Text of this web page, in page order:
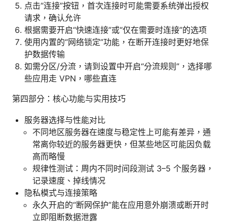
点击“连接”按钮，首次连接时可能需要系统弹出授权
请求，确认允许
根据需要开启“快速连接”或“仅在需要时连接”的选项
使用内置的“网络锁定”功能，在断开连接时更好地保
护数据传输
如需分区/分流，请到设置中开启“分流规则”，选择哪
些应用走 VPN，哪些直连
第四部分：核心功能与实用技巧
服务器选择与性能对比
不同地区服务器在速度与稳定性上可能有差异，通
常离你较近的服务器更快，但某些地区可能因负载
高而略慢
规律性测试：周内不同时间段测试 3–5 个服务器，
记录速度、掉线情况
隐私模式与连接策略
永久开启的“断网保护”能在应用意外崩溃或断开时
立即阻断数据泄露